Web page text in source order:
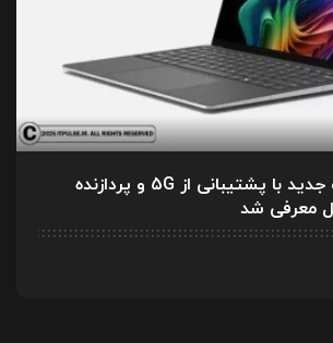
سرفیس لپ‌تاپ جدید با پشتیبانی از 5G و پردازنده